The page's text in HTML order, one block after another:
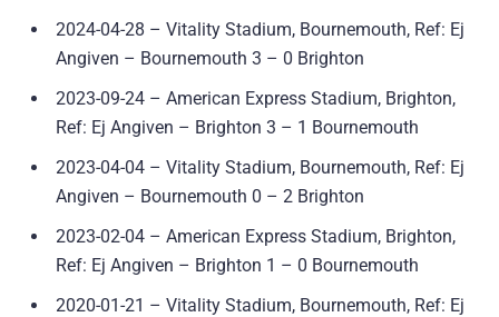
2024-04-28 – Vitality Stadium, Bournemouth, Ref: Ej
Angiven – Bournemouth 3 – 0 Brighton
2023-09-24 – American Express Stadium, Brighton,
Ref: Ej Angiven – Brighton 3 – 1 Bournemouth
2023-04-04 – Vitality Stadium, Bournemouth, Ref: Ej
Angiven – Bournemouth 0 – 2 Brighton
2023-02-04 – American Express Stadium, Brighton,
Ref: Ej Angiven – Brighton 1 – 0 Bournemouth
2020-01-21 – Vitality Stadium, Bournemouth, Ref: Ej